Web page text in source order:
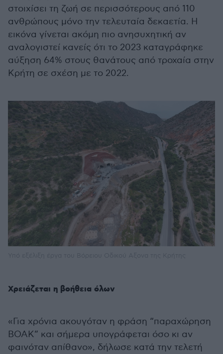
στοιχίσει τη ζωή σε περισσότερους από 110
ανθρώπους μόνο την τελευταία δεκαετία. Η
εικόνα γίνεται ακόμη πιο ανησυχητική αν
αναλογιστεί κανείς ότι το 2023 καταγράφηκε
αύξηση 64% στους θανάτους από τροχαία στην
Κρήτη σε σχέση με το 2022.
Χρειάζεται η βοήθεια όλων
«Για χρόνια ακουγόταν η φράση “παραχώρηση
ΒΟΑΚ” και σήμερα υπογράφεται όσο κι αν
φαινόταν απίθανο», δήλωσε κατά την τελετή